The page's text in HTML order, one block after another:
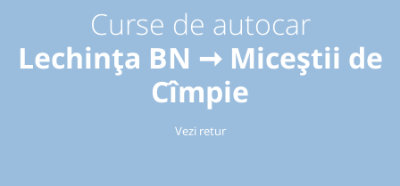
Curse de autocar
Lechința BN ➞ Miceștii de
Cîmpie
Vezi retur